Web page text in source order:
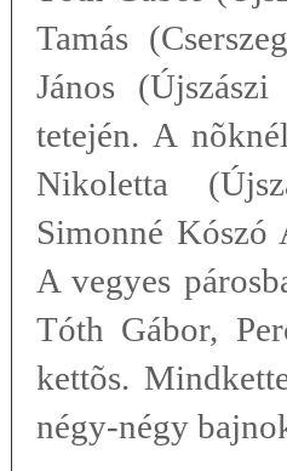
Tamás
János
tetején. A
Nikoletta
Simonné Kószó
A vegyes
Tóth Gábor,
kettõs.
négy-négy